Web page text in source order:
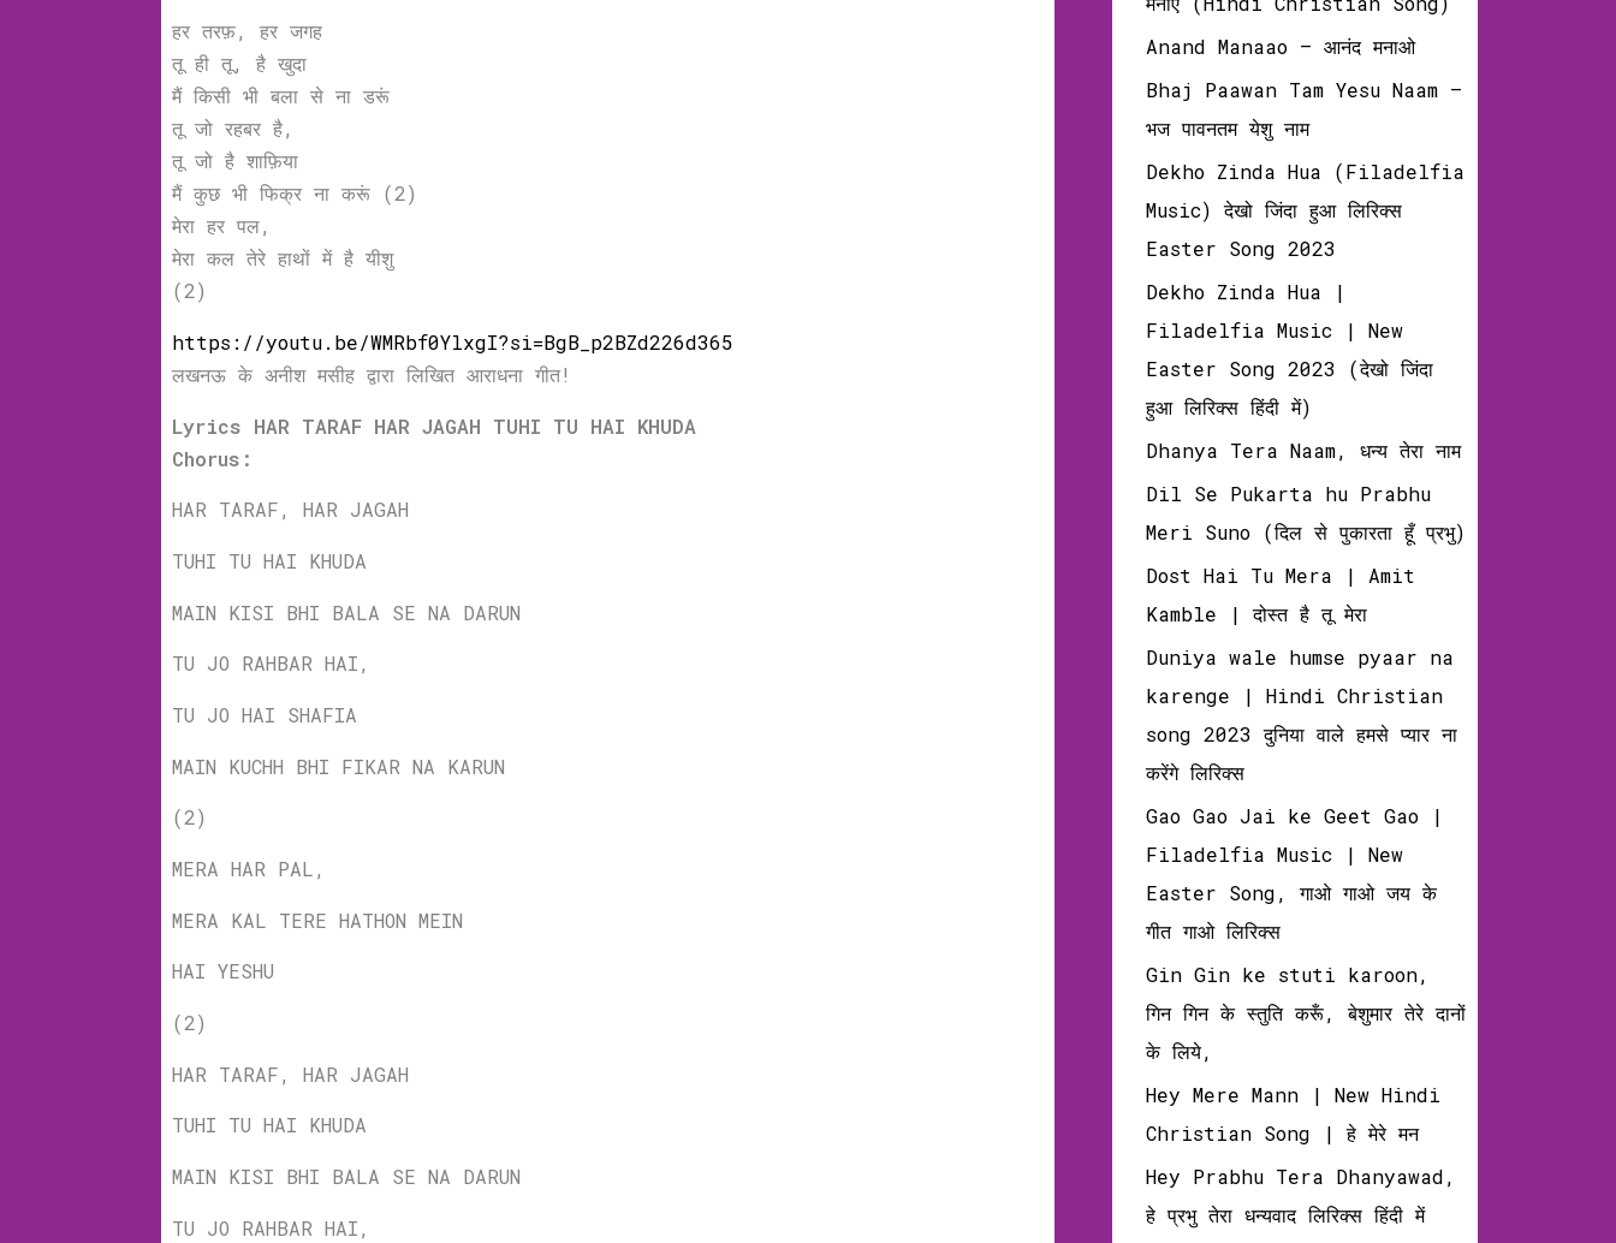
हर तरफ़, हर जगह
तू ही तू, है खुदा
मैं किसी भी बला से ना डरूं
तू जो रहबर है,
तू जो है शाफ़िया
मैं कुछ भी फिक्र ना करूं (2)
मेरा हर पल,
मेरा कल तेरे हाथों में है यीशु
(2)
https://youtu.be/WMRbf0YlxgI?si=BgB_p2BZd226d365
लखनऊ के अनीश मसीह द्वारा लिखित आराधना गीत!
Lyrics HAR TARAF HAR JAGAH TUHI TU HAI KHUDA
Chorus:
HAR TARAF, HAR JAGAH
TUHI TU HAI KHUDA
MAIN KISI BHI BALA SE NA DARUN
TU JO RAHBAR HAI,
TU JO HAI SHAFIA
MAIN KUCHH BHI FIKAR NA KARUN
(2)
MERA HAR PAL,
MERA KAL TERE HATHON MEIN
HAI YESHU
(2)
HAR TARAF, HAR JAGAH
TUHI TU HAI KHUDA
MAIN KISI BHI BALA SE NA DARUN
TU JO RAHBAR HAI,
Anand Manaao – आनंद मनाओ
Bhaj Paawan Tam Yesu Naam –
भज पावनतम येशु नाम
Dekho Zinda Hua (Filadelfia
Music) देखो जिंदा हुआ लिरिक्‍स
Easter Song 2023
Dekho Zinda Hua |
Filadelfia Music | New
Easter Song 2023 (देखो जिंदा
हुआ लिरिक्‍स हिंदी में)
Dhanya Tera Naam, धन्य तेरा नाम
Dil Se Pukarta hu Prabhu
Meri Suno (दिल से पुकारता हूँ प्रभु)
Dost Hai Tu Mera | Amit
Kamble | दोस्‍त है तू मेरा
Duniya wale humse pyaar na
karenge | Hindi Christian
song 2023 दुनिया वाले हमसे प्यार ना
करेंगे लिरिक्स
Gao Gao Jai ke Geet Gao |
Filadelfia Music | New
Easter Song, गाओ गाओ जय के
गीत गाओ लिरिक्‍स
Gin Gin ke stuti karoon,
गिन गिन के स्तुति करूँ, बेशुमार तेरे दानों
के लिये,
Hey Mere Mann | New Hindi
Christian Song | हे मेरे मन
Hey Prabhu Tera Dhanyawad,
हे प्रभु तेरा धन्‍यवाद लिरिक्‍स हिंदी में